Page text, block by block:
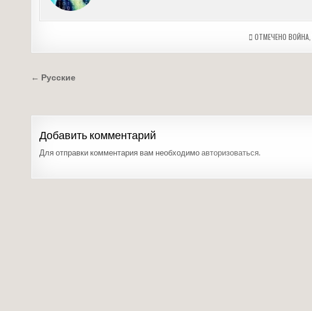
ОТМЕЧЕНО ВОЙНА,
Навигация
записям
← Русские
Добавить комментарий
Для отправки комментария вам необходимоавторизоваться.